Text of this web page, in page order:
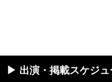
▶︎ 出演・掲載スケジ